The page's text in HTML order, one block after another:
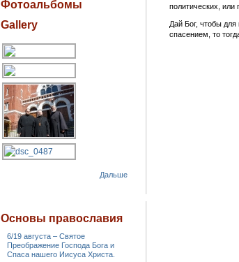
политических, или
Дай Бог, чтобы
спасением, то
Фотоальбомы
Gallery
Дальше
Основы православия
6/19 августа – Святое
Преображение Господа Бога и
Спаса нашего Иисуса Христа.